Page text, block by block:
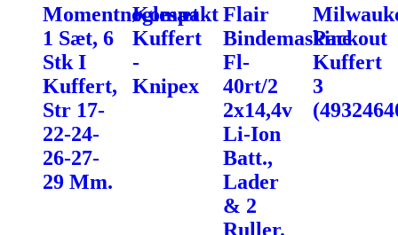
Momentnøglesæt
1 Sæt, 6
Stk I
Kuffert,
Str 17-
22-24-
26-27-
29 Mm.
Kompakt
Kuffert
-
Knipex
Flair
Bindemaskine
Fl-
40rt/2
2x14,4v
Li-Ion
Batt.,
Lader
& 2
Ruller.
Packout
Kuffert
3